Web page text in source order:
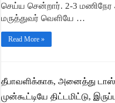
செய்ய சென்றார். 2-3 மணிநேர
மருத்துவர் வெளியே …
Read More »
தீபாவளிக்காக, அனைத்து
முன்கூட்டியே திட்டமிட்டு,